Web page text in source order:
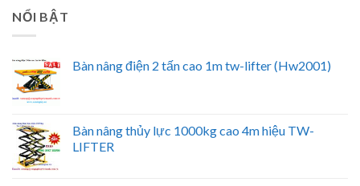
NỔI BẬT
Bàn nâng điện 2 tấn cao 1m tw-lifter (Hw2001)
Bàn nâng thủy lực 1000kg cao 4m hiệu TW-
LIFTER